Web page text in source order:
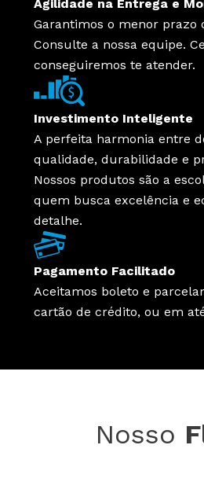
Agilidade na Entrega e
Garantimos o menor prazo
Consulte a nossa equipe.
conseguiremos te atender.
Investimento Inteligente
A perfeita harmonia entre
qualidade, durabilidade e
Nossos produtos são a
quem busca excelência e
detalhe.
Pagamento Facilitado
Aceitamos boleto e
cartão de crédito, ou em
Nosso